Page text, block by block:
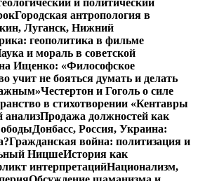
и политический
Городская антропология в
Луганск, Нижний
геополитика в фильме
и мораль в советской
Ищенко: «Философское
учит не бояться думать и делать
Честертон и Гоголь о силе
в стихотворении «Кентавры
анализПродажа должностей как
Донбасс, Россия, Украина:
Гражданская война: политизация и
НицшеИстория как
интерпретацийНационализм,